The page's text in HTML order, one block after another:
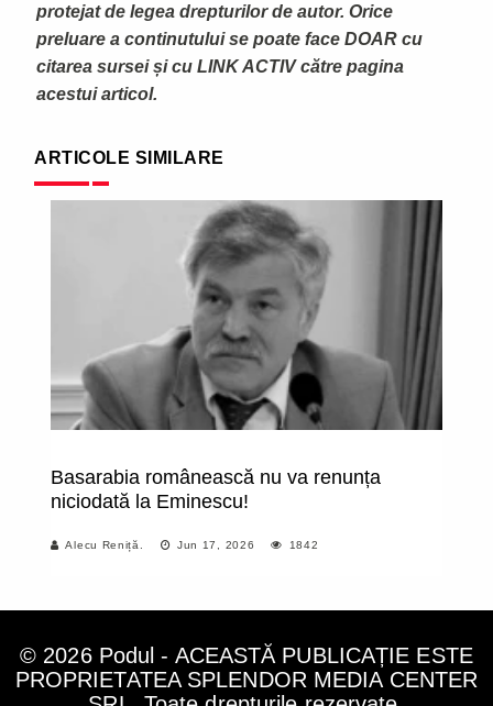
protejat de legea drepturilor de autor. Orice
preluare a continutului se poate face DOAR cu
citarea sursei și cu LINK ACTIV către pagina
acestui articol.
ARTICOLE SIMILARE
Basarabia românească nu va renunța
niciodată la Eminescu!
Alecu Reniță. Jun 17, 2026 1842
© 2026 Podul - ACEASTĂ PUBLICAȚIE ESTE
PROPRIETATEA SPLENDOR MEDIA CENTER